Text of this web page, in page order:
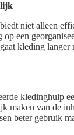
biedt niet alleen
een
kleding
kledinghulp
maken van de
beter gebruik